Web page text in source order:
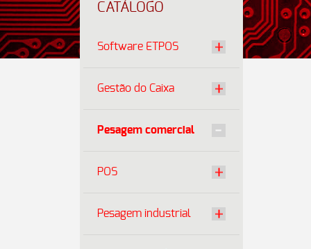
CATÁLOGO
Software ETPOS
Gestão do Caixa
Pesagem comercial
POS
Pesagem industrial